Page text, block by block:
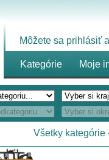
Môžete sa prihlásiť
Kategórie Moje
Všetky kategórie